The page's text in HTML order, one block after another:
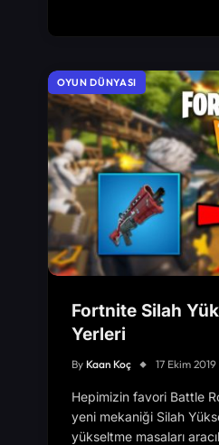
OYUN DÜNYASI
Fortnite Silah
Yerleri
By Kaan Koç 17 Ekim 2019
Hepimizin favori Battle
yeni mekaniği Silah
yükseltme masaları